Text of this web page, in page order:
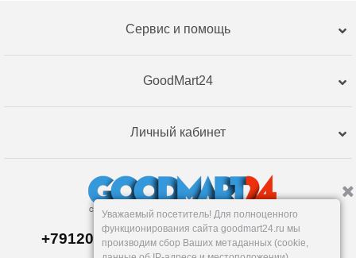
Сервис и помощь
GoodMart24
Личный кабинет
+79120359762, +79120359761 MAX,TG
Склад в Екатеринбург е
Уважаемый посетитель! Для полноценного
функционирования сайта goodmart24.ru мы
производим сбор Ваших метаданных (cookie,